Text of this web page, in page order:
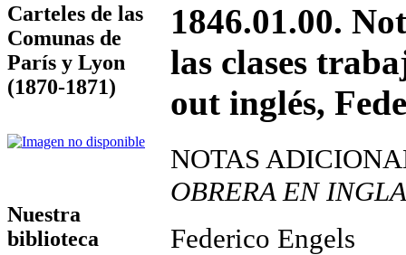
Carteles de las
Comunas de
París y Lyon
(1870-1871)
Nuestra
biblioteca
1846.01.00.
las clases
out inglés,
NOTAS
OBRERA EN
Federico Engels